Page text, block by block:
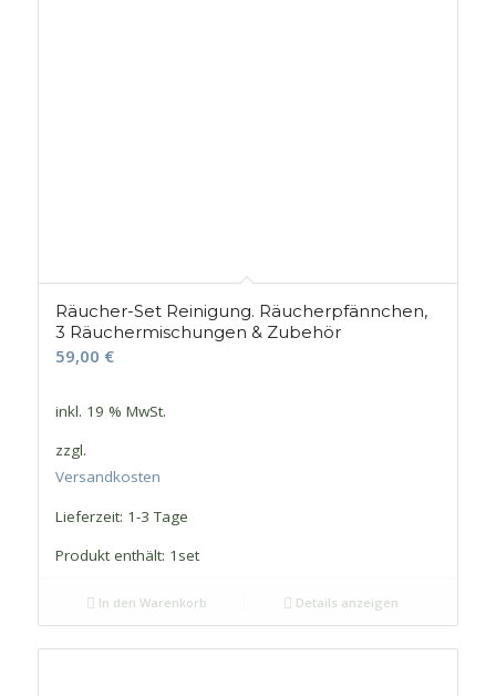
Räucher-Set Reinigung. Räucherpfännchen,
3 Räuchermischungen & Zubehör
59,00 €
inkl. 19 % MwSt.
zzgl.
Versandkosten
Lieferzeit: 1-3 Tage
Produkt enthält: 1 set
In den Warenkorb Details anzeigen